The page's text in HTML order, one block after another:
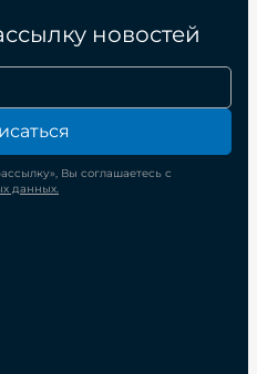
новостей
Вы соглашаетесь с
данных.